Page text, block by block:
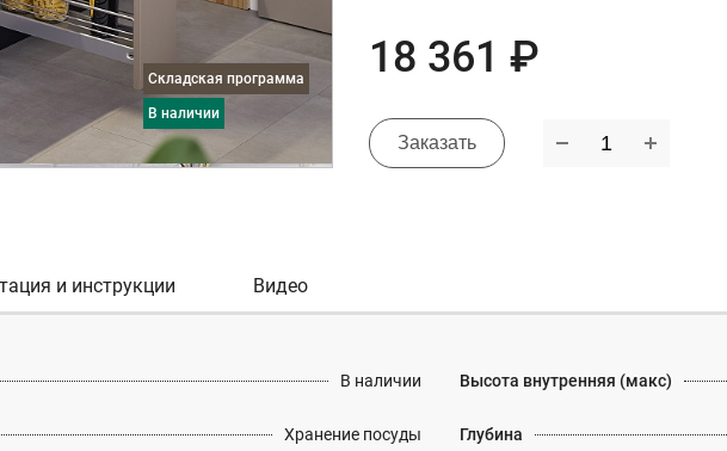
Складская программа
в наличии
18 361 ₽
Заказать
и инструкции Видео
В наличии
Хранение посуды
Высота внутренняя (макс)
Глубина